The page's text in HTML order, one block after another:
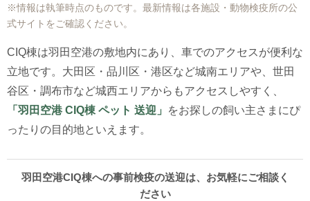
※情報は執筆時点のものです。最新情報は各施設・動物検疫所の公
式サイトをご確認ください。
CIQ棟は羽田空港の敷地内にあり、車でのアクセスが便利な
立地です。大田区・品川区・港区など城南エリアや、世田
谷区・調布市など城西エリアからもアクセスしやすく、
「羽田空港 CIQ棟 ペット 送迎」
をお探しの飼い主さまにぴ
ったりの目的地といえます。
羽田空港CIQ棟への事前検疫の送迎は、お気軽にご相談く
ださい